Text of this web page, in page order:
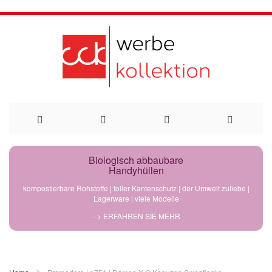
Direkt
Biologisch abbaubare
Handyhüllen
kompostierbare Rohstoffe | toller Kantenschutz | der Umwelt zuliebe |
Lagerware | viele Modelle
--> ERFAHREN SIE MEHR